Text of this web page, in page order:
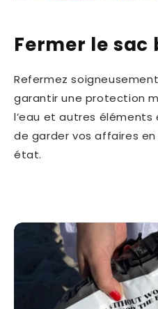
Fermer le sac
Refermez
garantir une protection
l’eau et autres
de garder vos affaires
état.